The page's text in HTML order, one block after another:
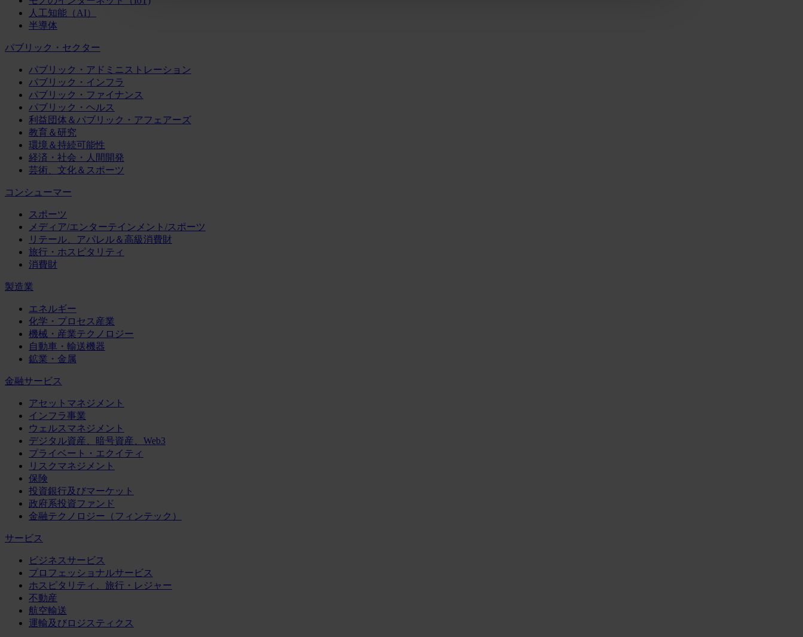
人工知能（AI）
半導体
パブリック・セクター
パブリック・アドミニストレーション
パブリック・インフラ
パブリック・ファイナンス
パブリック・ヘルス
利益団体＆パブリック・アフェアーズ
教育＆研究
環境＆持続可能性
経済・社会・人間開発
芸術、文化＆スポーツ
コンシューマー
スポーツ
メディア/エンターテインメント/スポーツ
リテール、アパレル＆高級消費財
旅行・ホスピタリティ
消費財
製造業
エネルギー
化学・プロセス産業
機械・産業テクノロジー
自動車・輸送機器
鉱業・金属
金融サービス
アセットマネジメント
インフラ事業
ウェルスマネジメント
デジタル資産、暗号資産、Web3
プライベート・エクイティ
リスクマネジメント
保険
投資銀行及びマーケット
政府系投資ファンド
金融テクノロジー（フィンテック）
サービス
ビジネスサービス
プロフェッショナルサービス
ホスピタリティ、旅行・レジャー
不動産
航空輸送
運輸及びロジスティクス